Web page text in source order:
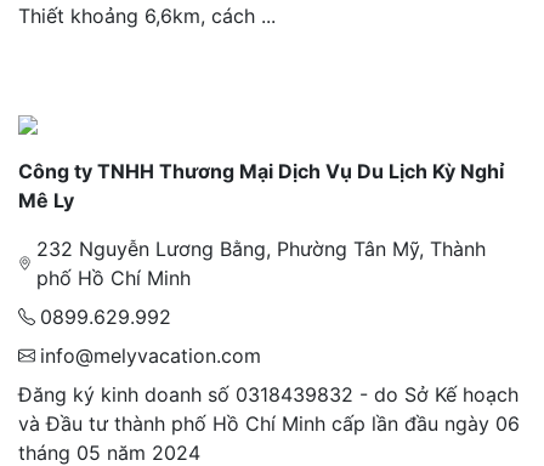
Thiết khoảng 6,6km, cách ...
Công ty TNHH Thương Mại Dịch Vụ Du Lịch Kỳ Nghỉ
Mê Ly
232 Nguyễn Lương Bằng, Phường Tân Mỹ, Thành
phố Hồ Chí Minh
0899.629.992
info@melyvacation.com
Đăng ký kinh doanh số 0318439832 - do Sở Kế hoạch
và Đầu tư thành phố Hồ Chí Minh cấp lần đầu ngày 06
tháng 05 năm 2024